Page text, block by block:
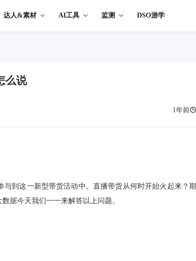
达人&素材 AI工具 监测 DSO游学
么说
1年前
到这一新型带货活动中。直播带货从何时开始火起来？期
据今天我们一一来解答以上问题。